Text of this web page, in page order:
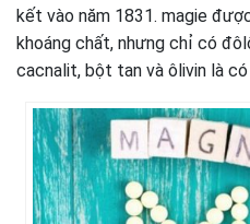
kết vào năm 1831. magie
khoáng chất, nhưng chỉ có
cacnalit, bột tan và ôlivin là